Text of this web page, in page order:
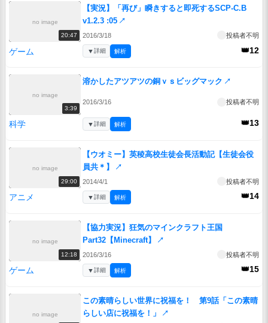
no image
20:47
【実況】「再び」瞬きすると即死するSCP-C.B
v1.2.3 :05 ↗
2016/3/18 投稿者不明
ゲーム 👑12
▼詳細 解析
no image
3:39
溶かしたアツアツの銅ｖｓビッグマック ↗
2016/3/16 投稿者不明
科学 👑13
▼詳細 解析
no image
29:00
【ウオミー】英稜高校生徒会長活動記【生徒会役
員共＊】
↗
2014/4/1 投稿者不明
アニメ 👑14
▼詳細 解析
no image
12:18
【協力実況】狂気のマインクラフト王国
Part32【Minecraft】
↗
2016/3/16 投稿者不明
ゲーム 👑15
▼詳細 解析
no image
この素晴らしい世界に祝福を！ 第9話「この素晴
らしい店に祝福を！」
↗